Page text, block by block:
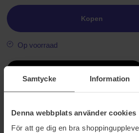
Samtycke Information
Denna webbplats använder cookies
För att ge dig en bra
Kopen
Op voorraad
Beautiful Price
Informatie
Biotherm Day Control Roll-on Duo set